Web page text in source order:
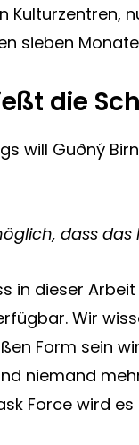
Kulturzentren,
sieben
die
will Guðný
dass
in dieser
Wir
Form sein
niemand
Force wird